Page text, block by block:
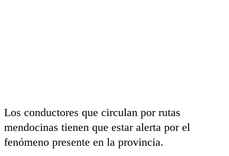
Los conductores que circulan por rutas
mendocinas tienen que estar alerta por el
fenómeno presente en la provincia.